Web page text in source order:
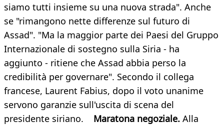
siamo tutti insieme su una nuova strada". Anche
se "rimangono nette differenze sul futuro di
Assad". "Ma la maggior parte dei Paesi del Gruppo
Internazionale di sostegno sulla Siria - ha
aggiunto - ritiene che Assad abbia perso la
credibilità per governare". Secondo il collega
francese, Laurent Fabius, dopo il voto unanime
servono garanzie sull'uscita di scena del
presidente siriano. Maratona negoziale. Alla